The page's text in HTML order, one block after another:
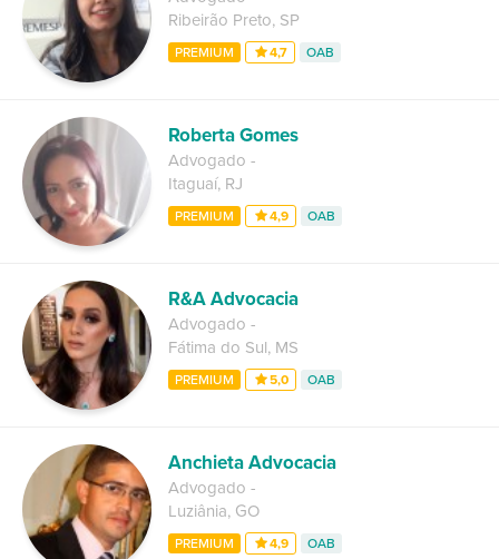
Ribeirão Preto, SP
PREMIUM 4,7 OAB
Roberta Gomes
Advogado -
Itaguaí, RJ
PREMIUM 4,9 OAB
R&A Advocacia
Advogado -
Fátima do Sul, MS
PREMIUM 5,0 OAB
Anchieta Advocacia
Advogado -
Luziânia, GO
PREMIUM 4,9 OAB